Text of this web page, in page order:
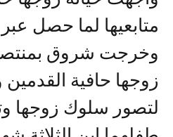
متابعيها لما حصل
وخرجت شروق
زوجها حافية القدمين
لتصور سلوك زوجها